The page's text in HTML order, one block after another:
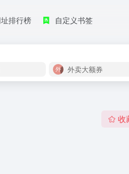
排行榜 自定义书签
外卖大额券
收